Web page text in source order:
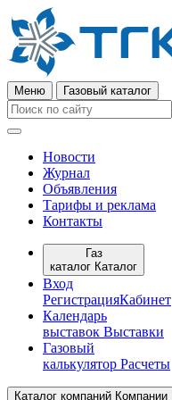
Меню Газовый каталог
Новости
Журнал
Объявления
Тарифы и реклама
Контакты
Газ
каталог Каталог
Вход
РегистрацияКабинет
Календарь
выставок Выставки
Газовый
калькулятор Расчеты
Каталог компаний Компании